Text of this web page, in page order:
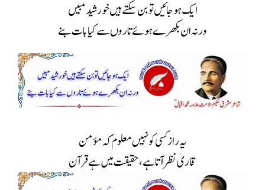
ایک ہوجائیں تو بن سکتے ہیں خورشید مبیں
ورنہ ان بکھرے ہوئے تاروں سے کیا بات بنے
یہ راز کسی کو نہیں معلوم کہ مؤمن
قاری نظر آتا ہے، حقیقت میں ہے قرآن